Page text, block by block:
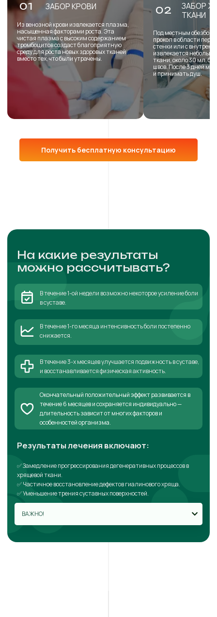
01 ЗАБОР КРОВИ
Из венозной крови извлекается плазма,
насыщенная факторами роста. Эта
чистая плазма с высоким содержанием
тромбоцитов создаст благоприятную
среду для роста новых здоровых тканей
вместо тех, что были утрачены.
02
ЗАБОР
ТКАНИ
Под местным
прокол в области
стенки или с
извлекается
ткани, около 30 мл,
швов. После 3 дней
и принимать душ.
Получить бесплатную консультацию
На какие результаты
можно рассчитывать?
В течение 1-ой недели возможно некоторое усиление боли
в суставе.
В течение 1-го месяца интенсивность боли постепенно
снижается.
В течение 3-х месяцев улучшается подвижность в суставе,
и восстанавливается физическая активность.
Окончательный положительный эффект развивается в
течение 6 месяцев и сохраняется индивидуально —
длительность зависит от многих факторов и
особенностей организма.
Результаты лечения включают:
✅ Замедление прогрессирования дегенеративных процессов в
хрящевой ткани.
✅ Частичное восстановление дефектов гиалинового хряща.
✅ Уменьшение трения суставных поверхностей.
ВАЖНО!